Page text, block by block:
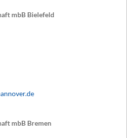
mbB Bielefeld
mbB Bremen